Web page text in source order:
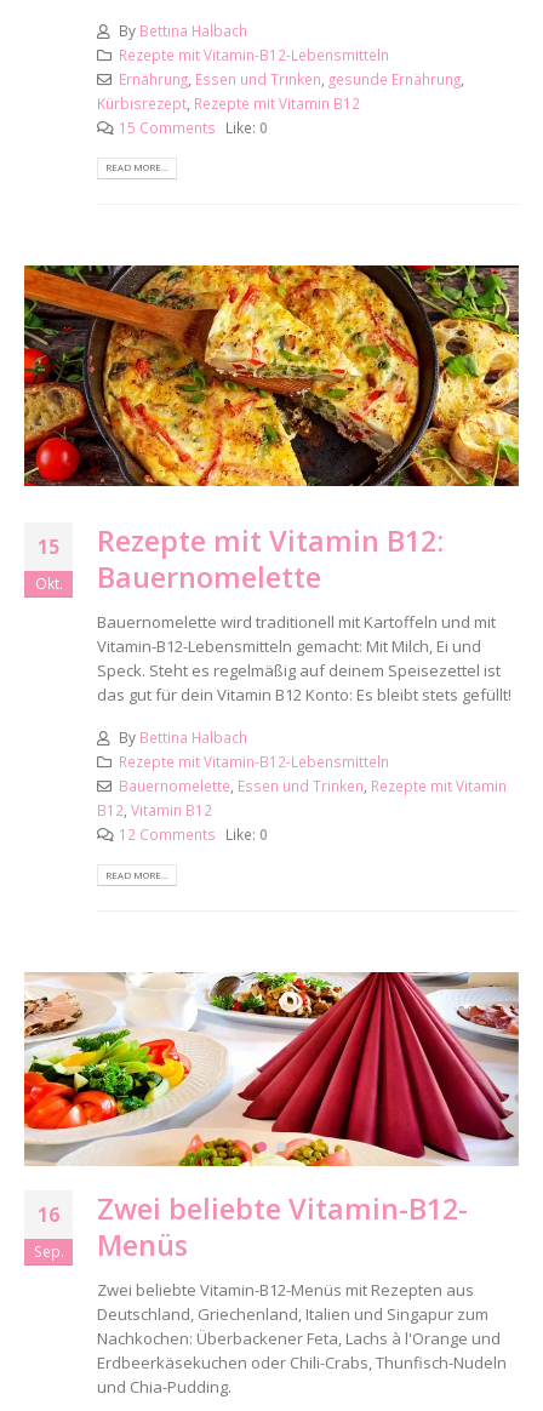
By Bettina Halbach
Rezepte mit Vitamin-B12-Lebensmitteln
Ernährung, Essen und Trinken gesunde Ernährung,
Kürbisrezept Rezepte mit Vitamin B12
15 Comments
Like: 0
READ MORE...
15
Okt.
Rezepte mit Vitamin B12:
Bauernomelette
Bauernomelette wird traditionell mit Kartoffeln und mit
Vitamin-B12-Lebensmitteln gemacht: Mit Milch, Ei und
Speck. Steht es regelmäßig auf deinem Speisezettel ist
das gut für dein Vitamin B12 Konto: Es bleibt stets gefüllt!
By Bettina Halbach
Rezepte mit Vitamin-B12-Lebensmitteln
Bauernomelette Essen und Trinken Rezepte mit Vitamin
B12 Vitamin B12
12 Comments
Like: 0
READ MORE...
16
Sep.
Zwei beliebte Vitamin-B12-
Menüs
Zwei beliebte Vitamin-B12-Menüs mit Rezepten aus
Deutschland, Griechenland, Italien und Singapur zum
Nachkochen: Überbackener Feta, Lachs à l'Orange und
Erdbeerkäsekuchen oder Chili-Crabs, Thunfisch-Nudeln
und Chia-Pudding.